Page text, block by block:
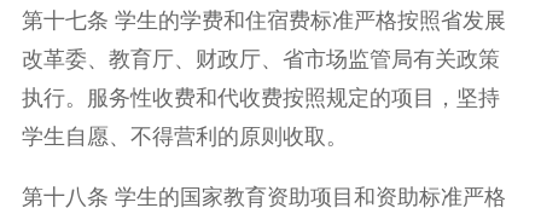
第十七条 学生的学费和住宿费标准严格按照省发展
改革委、教育厅、财政厅、省市场监管局有关政策
执行。服务性收费和代收费按照规定的项目，坚持
学生自愿、不得营利的原则收取。
第十八条 学生的国家教育资助项目和资助标准严格